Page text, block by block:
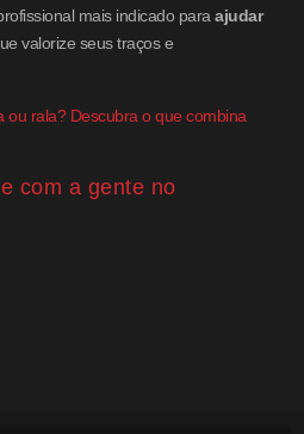
mais indicado paraajudar
valorize seus traços e
ou rala? Descubra o que combina
com a gente no